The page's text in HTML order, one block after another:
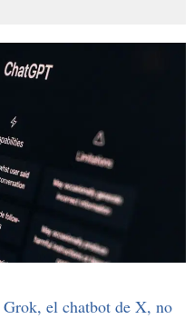
Grok, el chatbot de X, no